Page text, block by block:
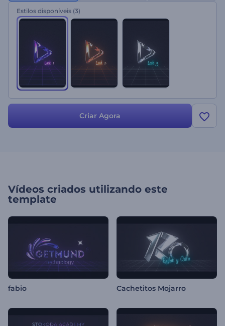
introduções de canais do YouTube e muito mais. Experimente
agora!
Estilos disponíveis (3)
Criar Agora
Vídeos criados utilizando este
template
fabio Cachetitos Mojarro